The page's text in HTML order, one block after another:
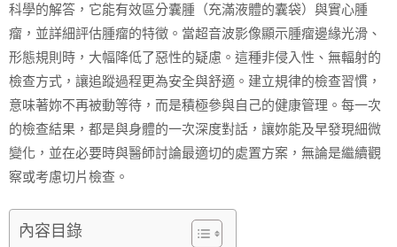
科學的解答，它能有效區分囊腫（充滿液體的囊袋）與實心腫
瘤，並詳細評估腫瘤的特徵。當超音波影像顯示腫瘤邊緣光滑、
形態規則時，大幅降低了惡性的疑慮。這種非侵入性、無輻射的
檢查方式，讓追蹤過程更為安全與舒適。建立規律的檢查習慣，
意味著妳不再被動等待，而是積極參與自己的健康管理。每一次
的檢查結果，都是與身體的一次深度對話，讓妳能及早發現細微
變化，並在必要時與醫師討論最適切的處置方案，無論是繼續觀
察或考慮切片檢查。
內容目錄